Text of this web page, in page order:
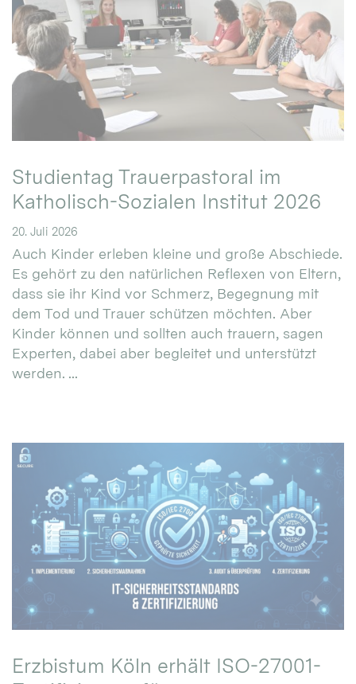
Studientag Trauerpastoral im
Katholisch-Sozialen Institut 2026
20. Juli 2026
Auch Kinder erleben kleine und große Abschiede.
Es gehört zu den natürlichen Reflexen von Eltern,
dass sie ihr Kind vor Schmerz, Begegnung mit
dem Tod und Trauer schützen möchten. Aber
Kinder können und sollten auch trauern, sagen
Experten, dabei aber begleitet und unterstützt
werden. ...
Erzbistum Köln erhält ISO-27001-